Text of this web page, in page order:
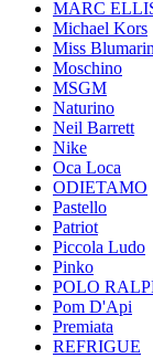
MARC
Michael Kors
Miss
Moschino
MSGM
Naturino
Neil Barrett
Nike
Oca Loca
ODIETAMO
Pastello
Patriot
Piccola Ludo
Pinko
POLO
Pom D'Api
Premiata
REFRIGUE